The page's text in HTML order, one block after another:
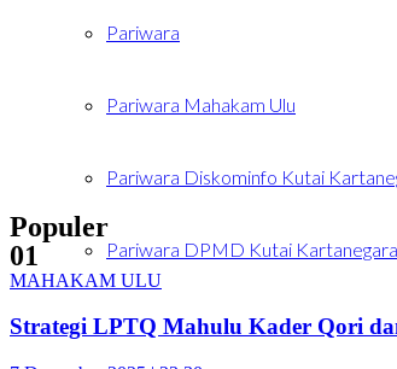
Pariwara
Pariwara Mahakam Ulu
Pariwara Diskominfo Kutai
Pariwara DPMD Kutai Kartanegara
Populer
01
MAHAKAM ULU
Strategi LPTQ Mahulu Kader Qori